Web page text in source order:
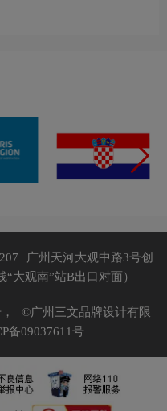
广州天河大观中路3号创
大观南”站B出口对面）
©广州三文品牌设计有限
备09037611号